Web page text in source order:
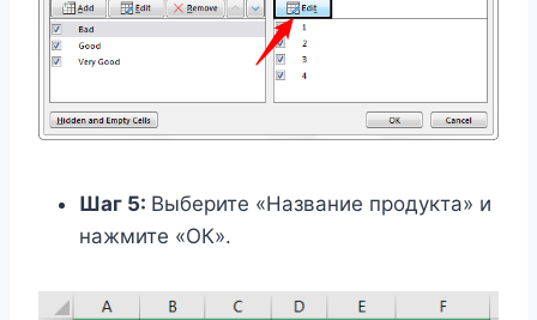
Шаг 5: Выберите «Название продукта» и
нажмите «ОК».